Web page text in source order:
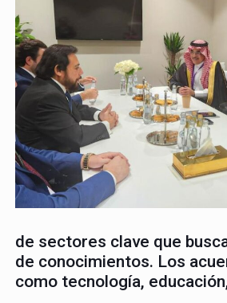
de sectores clave que
de conocimientos. Los
como tecnología,